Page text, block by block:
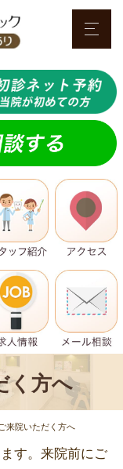
く方へ
来院いただく方へ
す。来院前にご